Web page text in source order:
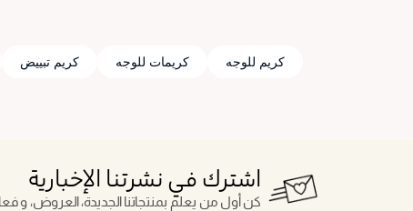
كريم للوجه كريمات للوجه كريم تبييض
اشترك في نشرتنا الإخبارية
كن أول من يعلم بمنتجاتنا الجديدة، العروض، و